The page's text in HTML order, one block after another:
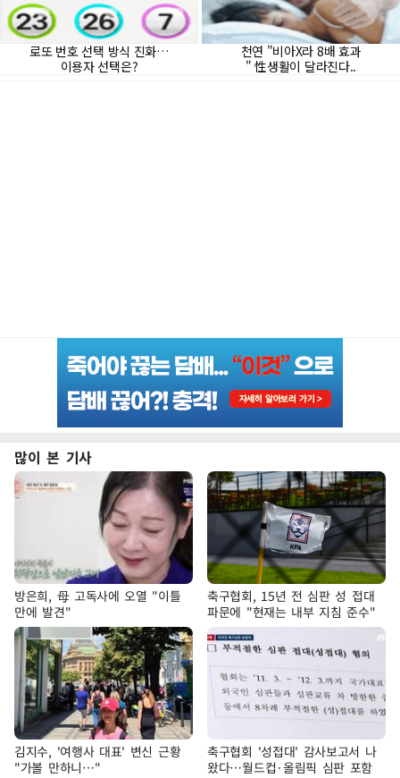
많이 본 기사
방은희, 母 고독사에 오열 "이틀
만에 발견"
축구협회, 15년 전 심판 성 접대
파문에 "현재는 내부 지침 준수"
김지수, '여행사 대표' 변신 근황
"가볼 만하니…"
축구협회 '성접대' 감사보고서 나
왔다…월드컵·올림픽 심판 포함